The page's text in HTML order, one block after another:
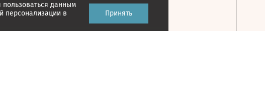
данным
персонализации в
Принять